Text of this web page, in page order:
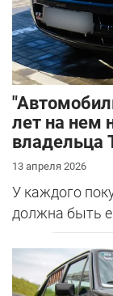
лет на нем
владельца
13 апреля 2026
У каждого
должна быть